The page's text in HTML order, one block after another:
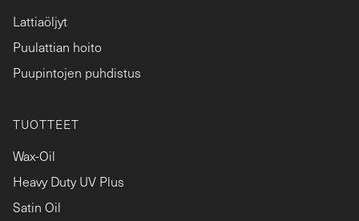
Lattiaöljyt
Puulattian hoito
Puupintojen puhdistus
TUOTTEET
Wax-Oil
Heavy Duty UV Plus
Satin Oil